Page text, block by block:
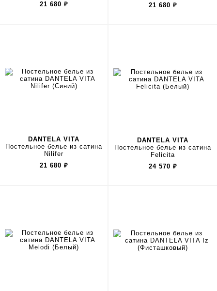
21 680 ₽
21 680 ₽
DANTELA VITA
Постельное белье из сатина
Nilifer
21 680 ₽
DANTELA VITA
Постельное белье из сатина
Felicita
24 570 ₽